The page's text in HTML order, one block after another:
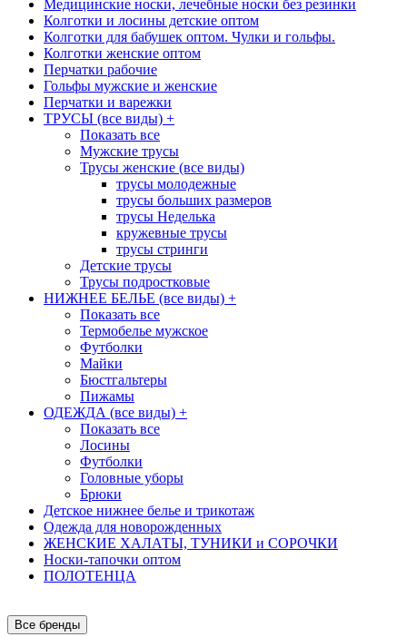
Медицинские носки, лечебные носки без резинки
Колготки и лосины детские оптом
Колготки для бабушек оптом. Чулки и гольфы.
Колготки женские оптом
Перчатки рабочие
Гольфы мужские и женские
Перчатки и варежки
ТРУСЫ (все виды) +
Показать все
Мужские трусы
Трусы женские (все виды)
трусы молодежные
трусы больших размеров
трусы Неделька
кружевные трусы
трусы стринги
Детские трусы
Трусы подростковые
НИЖНЕЕ БЕЛЬЕ (все виды) +
Показать все
Термобелье мужское
Футболки
Майки
Бюстгальтеры
Пижамы
ОДЕЖДА (все виды) +
Показать все
Лосины
Футболки
Головные уборы
Брюки
Детское нижнее белье и трикотаж
Одежда для новорожденных
ЖЕНСКИЕ ХАЛАТЫ, ТУНИКИ и СОРОЧКИ
Носки-тапочки оптом
ПОЛОТЕНЦА
Все бренды